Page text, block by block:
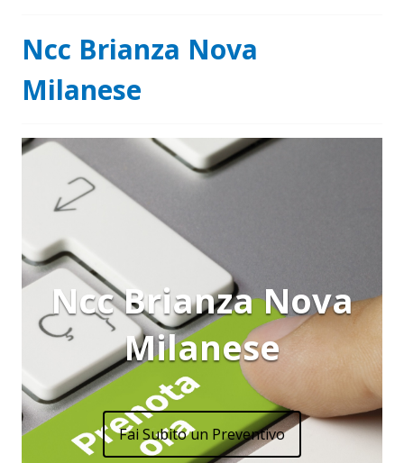
Ncc Brianza Nova
Milanese
Ncc Brianza Nova
Milanese
Fai Subito un Preventivo